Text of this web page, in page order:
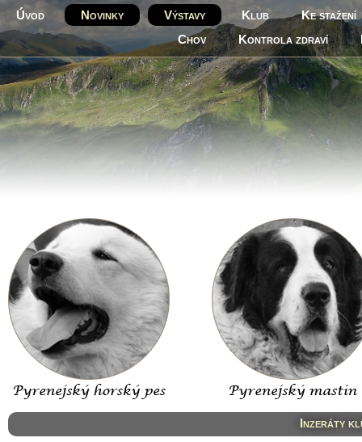
Úvod Novinky Výstavy Klub
Ke stažení
Chov
Kontrola zdraví
Inzeráty